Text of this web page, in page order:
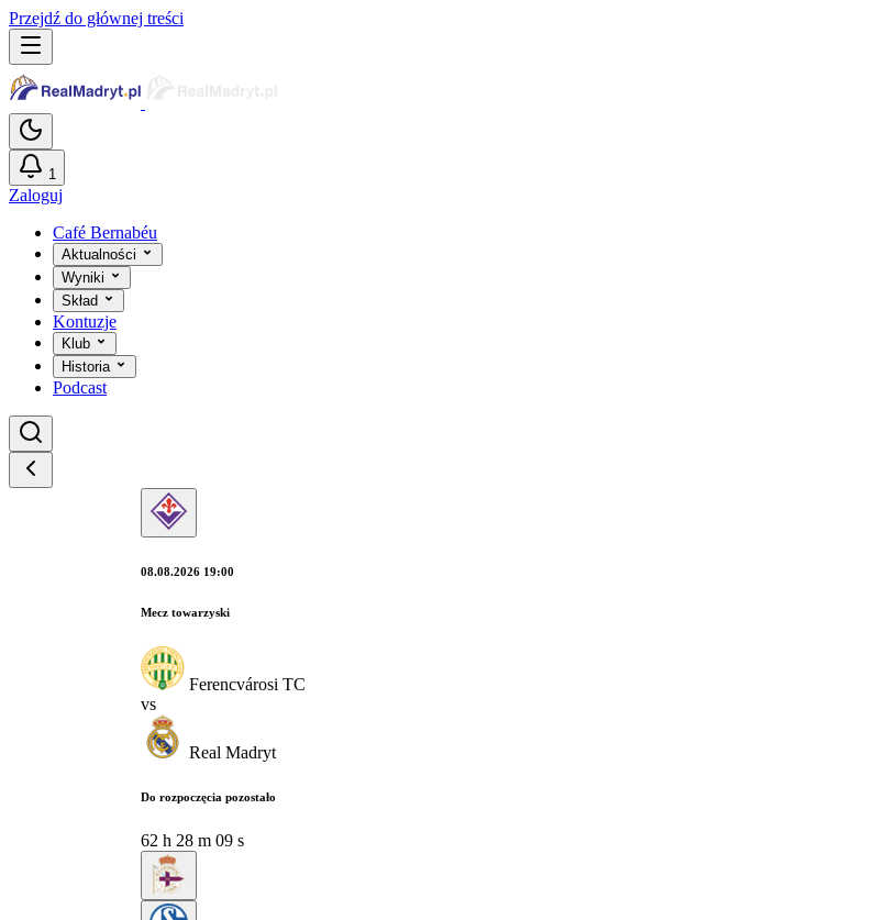
Przejdź do głównej treści
1
Zaloguj
Café Bernabéu
Aktualności
Wyniki
Skład
Kontuzje
Klub
Historia
Podcast
08.08.2026 19:00
Mecz towarzyski
Ferencvárosi TC
vs
Real Madryt
Do rozpoczęcia pozostało
62 h 28 m 08 s